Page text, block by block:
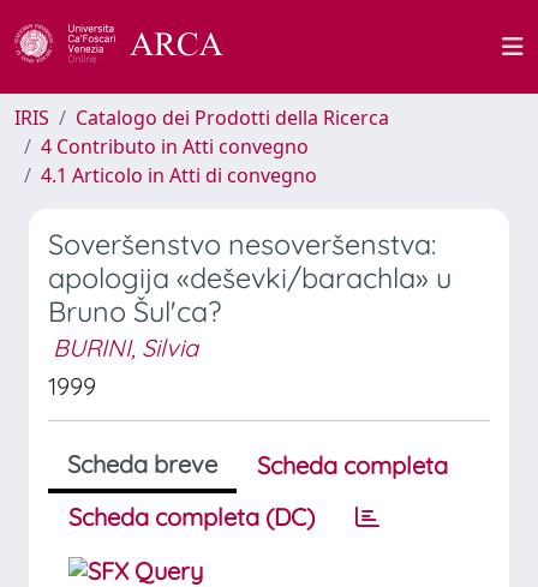
IRIS
Catalogo dei Prodotti della Ricerca
4 Contributo in Atti convegno
4.1 Articolo in Atti di convegno
Soveršenstvo nesoveršenstva:
apologija «deševki/barachla» u
Bruno Šul'ca?
BURINI, Silvia
1999
Scheda breve
Scheda completa
Scheda completa (DC)